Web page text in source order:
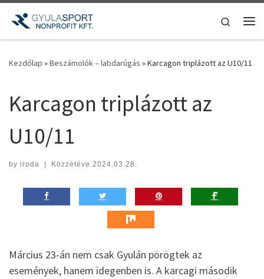
Teljes tartalom megjelenítése
Search
Kezdőlap »Beszámolók – labdarúgás »Karcagon triplázott az U10/11
Karcagon triplázott az
U10/11
by iroda | Közzétéve 2024.03.28.
Március 23-án nem csak Gyulán pörögtek az
események, hanem idegenben is. A karcagi második